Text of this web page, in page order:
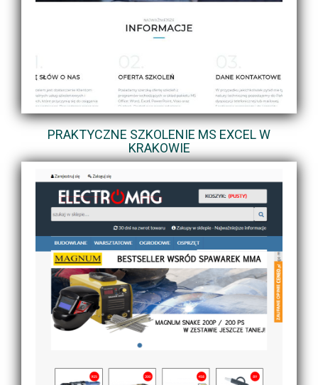
PRAKTYCZNE SZKOLENIE MS EXCEL W
KRAKOWIE